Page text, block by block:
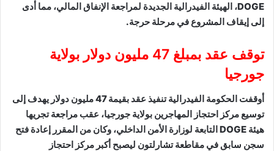
DOGE، الهيئة الفيدرالية الجديدة لمراجعة الإنفاق المالي، مما أدى
إلى إيقاف المشروع في مرحلة حرجة.
توقف عقد بمبلغ 47 مليون دولار بولاية
جورجيا
أوقفت الحكومة الفيدرالية تنفيذ عقد بقيمة 47 مليون دولار يهدف إلى
توسيع مركز احتجاز المهاجرين بولاية جورجيا، عقب مراجعة تجريها
هيئة DOGE التابعة لوزارة الأمن الداخلي، وكان من المقرر إعادة فتح
سجن سابق في مقاطعة تشارلتون ليصبح أكبر مركز احتجاز